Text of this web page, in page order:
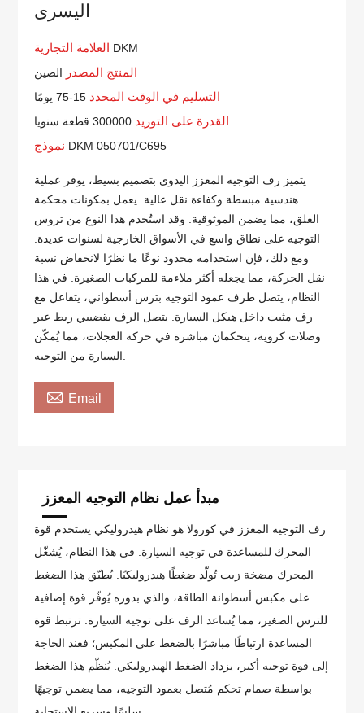
اليسرى
DKM
المنتج المصدر الصين
التسليم في الوقت المحدد 15-75 يومًا
القدرة على التوريد 300000 قطعة سنويا
DKM 050701/C695
يتميز رف التوجيه المعزز اليدوي بتصميم بسيط، يوفر عملية
هندسية مبسطة وكفاءة نقل عالية. يعمل بمكونات محكمة
الغلق، مما يضمن الموثوقية. وقد استُخدم هذا النوع من تروس
التوجيه على نطاق واسع في الأسواق الخارجية لسنوات عديدة.
ومع ذلك، فإن استخدامه محدود نوعًا ما نظرًا لانخفاض نسبة
نقل الحركة، مما يجعله أكثر ملاءمة للمركبات الصغيرة. في هذا
النظام، يتصل طرف عمود التوجيه بترس أسطواني، يتفاعل مع
رف مثبت داخل هيكل السيارة. يتصل الرف بقضيبي ربط عبر
وصلات كروية، يتحكمان مباشرة في حركة العجلات، مما يُمكّن
 Email
مبدأ عمل نظام التوجيه المعزز
رف التوجيه المعزز في كورولا هو نظام هيدروليكي يستخدم قوة
المحرك للمساعدة في توجيه السيارة. في هذا النظام، يُشغّل
المحرك مضخة زيت تُولّد ضغطًا هيدروليكيًا. يُطبّق هذا الضغط
على مكبس أسطوانة الطاقة، والذي بدوره يُوفّر قوة إضافية
للترس الصغير، مما يُساعد الرف على توجيه السيارة. ترتبط قوة
المساعدة ارتباطًا مباشرًا بالضغط على المكبس؛ فعند الحاجة
إلى قوة توجيه أكبر، يزداد الضغط الهيدروليكي. يُنظّم هذا الضغط
بواسطة صمام تحكم مُتصل بعمود التوجيه، مما يضمن توجيهًا